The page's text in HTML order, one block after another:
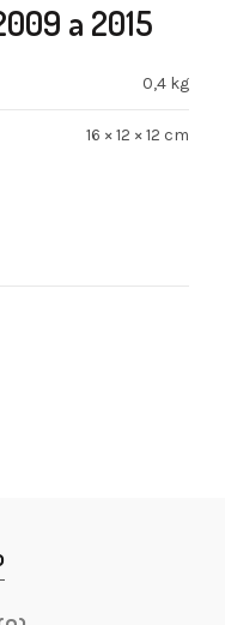
a 2015
0,4 kg
16 × 12 × 12 cm